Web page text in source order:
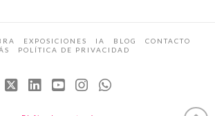
EXPOSICIONES IA BLOG
CONTACTO
POLÍTICA DE PRIVACIDAD